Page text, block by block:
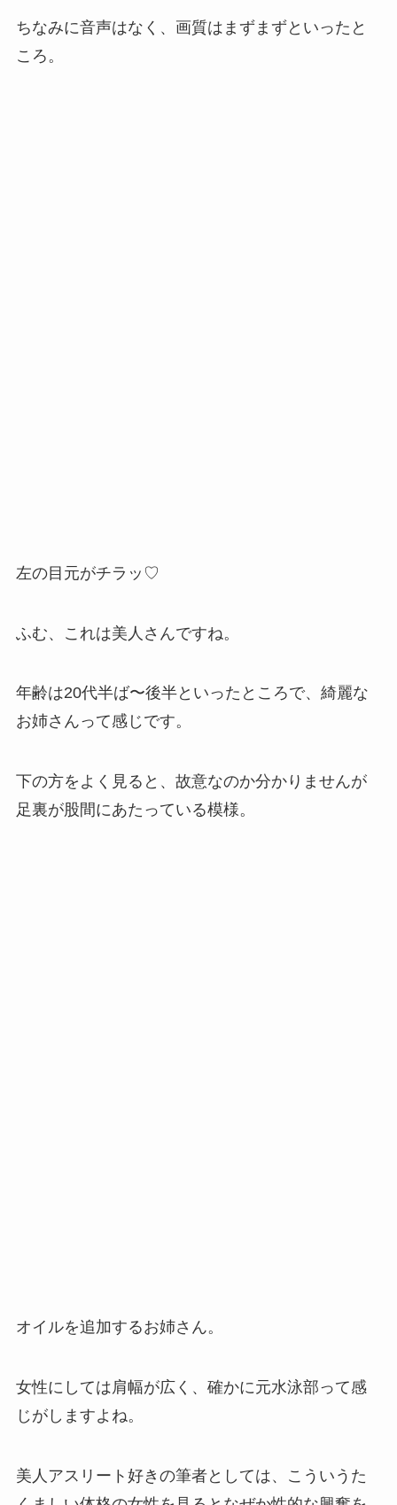
ちなみに音声はなく、画質はまずまずといったと
ころ。
左の目元がチラッ♡
ふむ、これは美人さんですね。
年齢は20代半ば〜後半といったところで、綺麗な
お姉さんって感じです。
下の方をよく見ると、故意なのか分かりませんが
足裏が股間にあたっている模様。
オイルを追加するお姉さん。
女性にしては肩幅が広く、確かに元水泳部って感
じがしますよね。
美人アスリート好きの筆者としては、こういうた